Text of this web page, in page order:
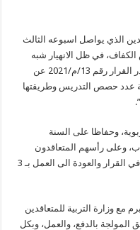
الذي يواصل اسبوعه الثالث
في ظل الانهيار شبه
الكامل للوضع المالي والحياتي والصحي، صدر القرار رقم 13/م/2021 عن
عدد حصص التدريس وطريقتها
وحفاظا على السنة
وعلى رأسهم المتعاقدون
منهم، الطلب إلى وزارة التربية إعادة النظر في القرار والعودة الى العمل بـ 3
وزارة التربية للمتعاقدين
بالدفع، والعمل، وبكل